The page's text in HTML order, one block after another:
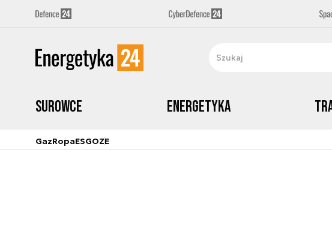
Surowce Energetyka
GazRopaESGOZE